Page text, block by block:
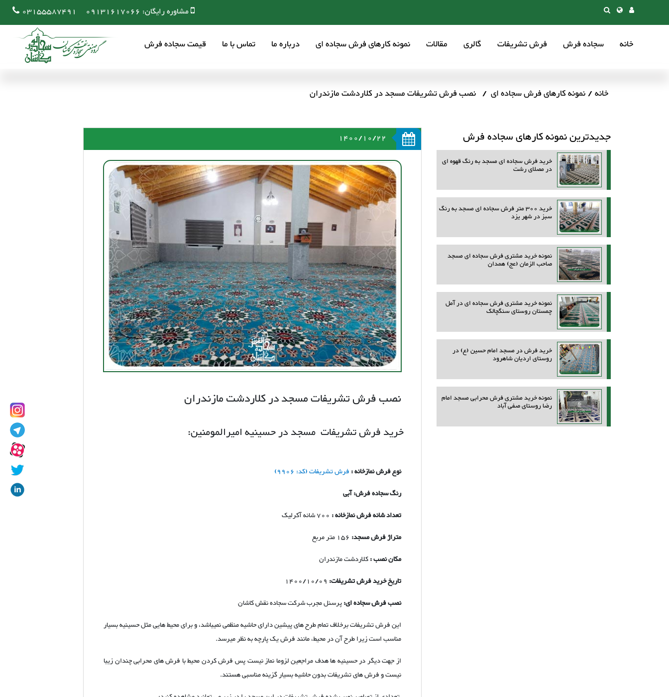
مشاوره رایگان: 09131617066
03155587491
خانه سجاده فرش فرش تشریفات گالری مقالات نمونه کارهای فرش سجاده ای درباره ما تماس با ما قیمت سجاده فرش
خانه نمونه کارهای فرش سجاده ای نصب فرش تشریفات مسجد در کلاردشت مازندران
جدیدترین نمونه کارهای سجاده فرش
خرید فرش سجاده ای مسجد به رنگ قهوه ای
در مصلای رشت
خرید 300 متر فرش سجاده ای مسجد به رنگ
سبز در شهر یزد
نمونه خرید مشتری فرش سجاده ای مسجد
صاحب الزمان (عج) همدان
نمونه خرید مشتری فرش سجاده ای در آمل
چمستان روستای سنگچالک
خرید فرش در مسجد امام حسین (ع) در
روستای اردیان شاهرود
نمونه خرید مشتری فرش محرابی مسجد امام
رضا روستای صفی آباد
1400/10/22
نصب فرش تشریفات مسجد در کلاردشت مازندران
خرید فرش تشریفات مسجد در حسینیه امیرالمومنین:
نوع فرش نمازخانه :فرش تشریفات (کد: 9906)
رنگ سجاده فرش: آبی
تعداد شانه فرش نمازخانه :
متراژ فرش مسجد:
مکان نصب :کلاردشت مازندران
تاریخ خرید فرش تشریفات:
نصب فرش سجاده ای:پرسنل مجرب شرکت سجاده نقش کاشان
این فرش تشریفات برخلاف تمام طرح های پیشین دارای حاشیه منظمی نمیباشد، و برای محیط هایی مثل حسینیه بسیار
مناسب است زیرا طرح آن در محیط، مانند فرش یک پارچه به نظر میرسد.
از جهت دیگر در حسینیه ها هدف مراجعین لزوما نماز نیست پس فرش کردن محیط با فرش های محرابی چندان زیبا
نیست و فرش های تشریفات بدون حاشیه بسیار گزینه مناسبی هستند.